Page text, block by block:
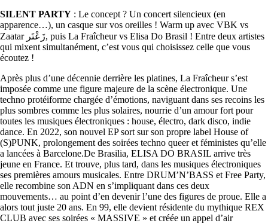
SILENT PARTY : Le concept ? Un concert silencieux (en
apparence…), un casque sur vos oreilles ! Warm up avec VBK vs
Zaatar زَعْتَر, puis La Fraîcheur vs Elisa Do Brasil ! Entre deux artistes
qui mixent simultanément, c’est vous qui choisissez celle que vous
écoutez !
Après plus d’une décennie derrière les platines, La Fraîcheur s’est
imposée comme une figure majeure de la scène électronique. Une
techno protéiforme chargée d’émotions, naviguant dans ses recoins les
plus sombres comme les plus solaires, nourrie d’un amour fort pour
toutes les musiques électroniques : house, électro, dark disco, indie
dance. En 2022, son nouvel EP sort sur son propre label House of
(S)PUNK, prolongement des soirées techno queer et féministes qu’elle
a lancées à Barcelone.De Brasilia, ELISA DO BRASIL arrive très
jeune en France. Et trouve, plus tard, dans les musiques électroniques
ses premières amours musicales. Entre DRUM’N’BASS et Free Party,
elle recombine son ADN en s’impliquant dans ces deux
mouvements… au point d’en devenir l’une des figures de proue. Elle a
alors tout juste 20 ans. En 99, elle devient résidente du mythique REX
CLUB avec ses soirées « MASSIVE » et créée un appel d’air